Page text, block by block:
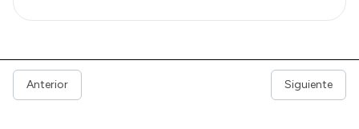
Anterior Siguiente